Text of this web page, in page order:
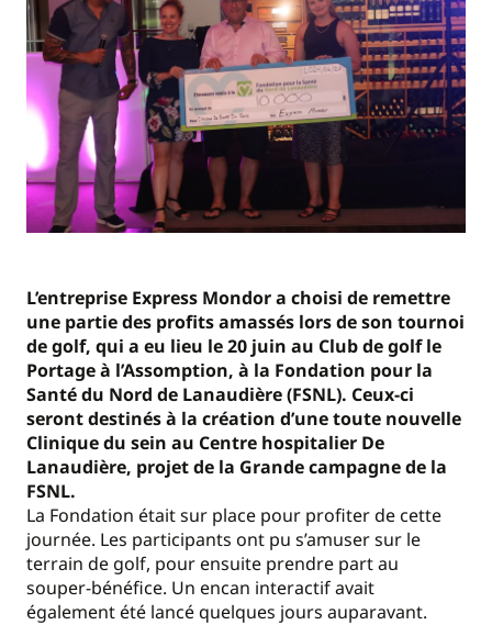
L’entreprise Express Mondor a choisi de remettre
une partie des profits amassés lors de son tournoi
de golf, qui a eu lieu le 20 juin au Club de golf le
Portage à l’Assomption, à la Fondation pour la
Santé du Nord de Lanaudière (FSNL). Ceux-ci
seront destinés à la création d’une toute nouvelle
Clinique du sein au Centre hospitalier De
Lanaudière, projet de la Grande campagne de la
FSNL.
La Fondation était sur place pour profiter de cette
journée. Les participants ont pu s’amuser sur le
terrain de golf, pour ensuite prendre part au
souper-bénéfice. Un encan interactif avait
également été lancé quelques jours auparavant.